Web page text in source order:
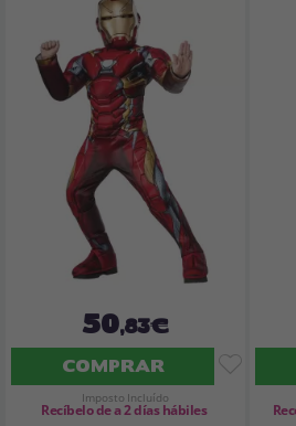
50,83€
COMPRAR
Imposto Incluído
Recíbelo de a 2 días hábiles